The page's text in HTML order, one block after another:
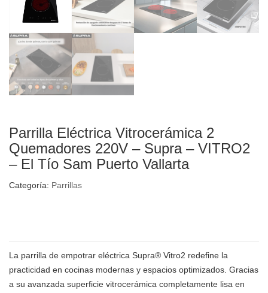
Parrilla Eléctrica Vitrocerámica 2
Quemadores 220V – Supra – VITRO2
– El Tío Sam Puerto Vallarta
Categoría: Parrillas
La parrilla de empotrar eléctrica Supra® Vitro2 redefine la
practicidad en cocinas modernas y espacios optimizados. Gracias
a su avanzada superficie vitrocerámica completamente lisa en